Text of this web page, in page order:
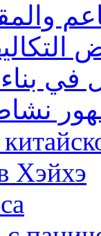
بناء
Хэйхэ